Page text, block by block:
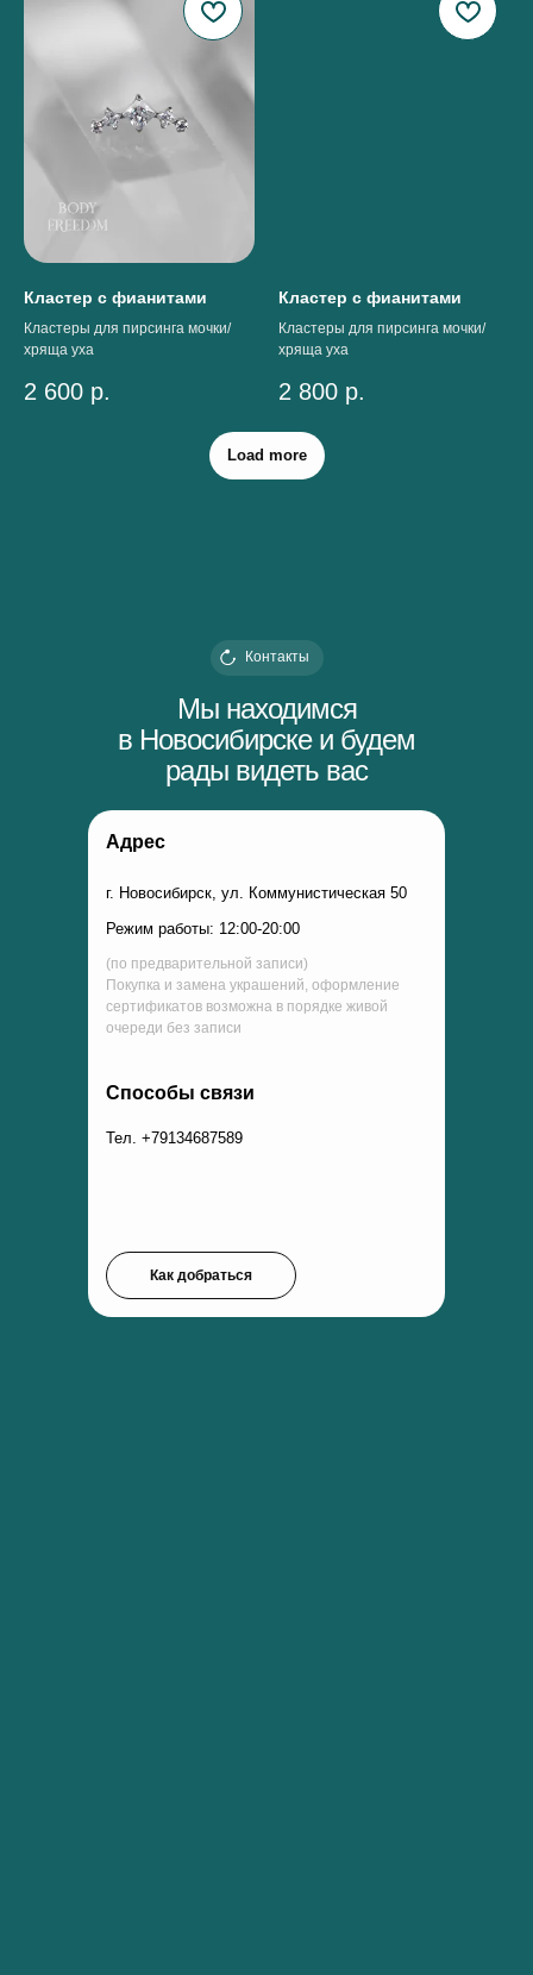
Кластер с фианитами
Кластеры для пирсинга мочки/
хряща уха
2 600 р.
Кластер с фианитами
Кластеры для пирсинга мочки/
хряща уха
2 800 р.
Load more
Мы находимся
в Новосибирске и будем
рады видеть вас
Контакты
Адрес
Способы связи
г. Новосибирск, ул. Коммунистическая 50
Тел. +79134687589
Режим работы: 12:00-20:00
(по предварительной записи)
Покупка и замена украшений, оформление
сертификатов возможна в порядке живой
очереди без записи
Как добраться